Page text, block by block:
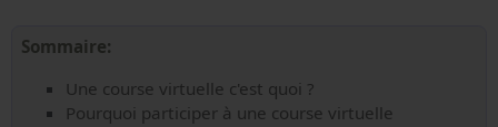
Sommaire:
Une course virtuelle c'est quoi ?
Pourquoi participer à une course virtuelle